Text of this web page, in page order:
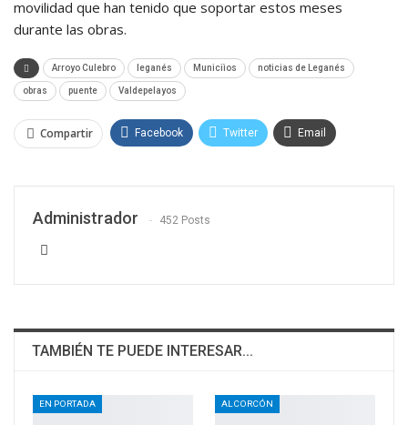
movilidad que han tenido que soportar estos meses
durante las obras.
Arroyo Culebro leganés Municiìos noticias de Leganés
obras puente Valdepelayos
Compartir Facebook Twitter Email
Administrador 452 Posts
TAMBIÉN TE PUEDE INTERESAR...
EN PORTADA ALCORCÓN